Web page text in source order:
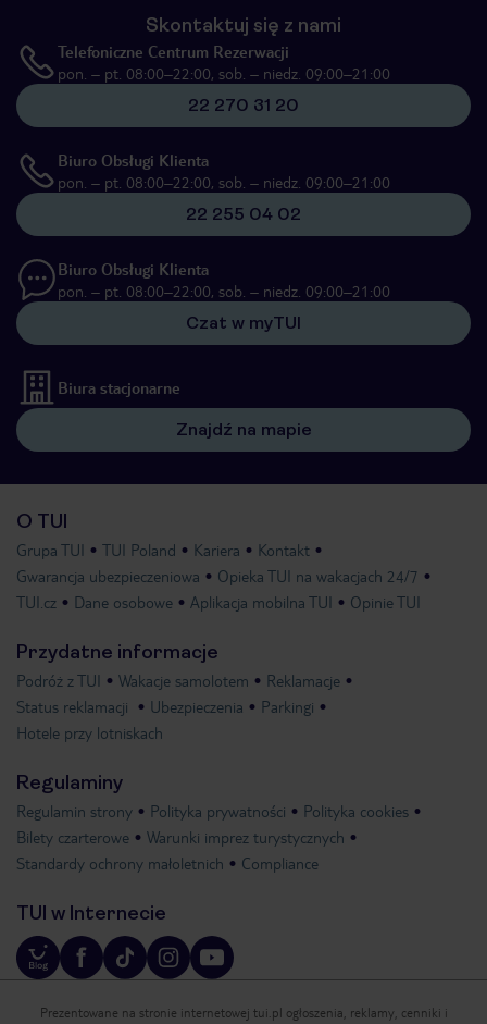
Skontaktuj się z nami
Telefoniczne Centrum Rezerwacji
pon. – pt. 08:00–22:00, sob. – niedz. 09:00–21:00
22 270 31 20
Biuro Obsługi Klienta
pon. – pt. 08:00–22:00, sob. – niedz. 09:00–21:00
22 255 04 02
Biuro Obsługi Klienta
pon. – pt. 08:00–22:00, sob. – niedz. 09:00–21:00
Czat w myTUI
Biura stacjonarne
Znajdź na mapie
O TUI
Grupa TUI TUI Poland Kariera
Kontakt
Gwarancja ubezpieczeniowa
Opieka TUI na wakacjach 24/7
TUI.cz
Dane osobowe Aplikacja mobilna TUI Opinie TUI
Przydatne informacje
Podróż z TUI Wakacje samolotem
Reklamacje
Status reklamacji
Ubezpieczenia
Parkingi
Hotele przy lotniskach
Regulaminy
Regulamin strony Polityka prywatności
Polityka cookies
Bilety czarterowe
Warunki imprez turystycznych
Standardy ochrony małoletnich
Compliance
TUI w Internecie
Prezentowane na stronie internetowej tui.pl ogłoszenia, reklamy, cenniki i